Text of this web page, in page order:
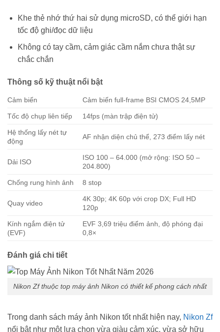
Khe thẻ nhớ thứ hai sử dụng microSD, có thể giới hạn
tốc độ ghi/đọc dữ liệu
Không có tay cầm, cảm giác cầm nắm chưa thật sự
chắc chắn
Thông số kỹ thuật nổi bật
Cảm biến Cảm biến full-frame BSI CMOS 24,5MP
Tốc độ chụp liên tiếp 14fps (màn trập điện tử)
Hệ thống lấy nét tự
động
AF nhận diện chủ thể, 273 điểm lấy nét
Dải ISO
ISO 100 – 64.000 (mở rộng: ISO 50 –
204.800)
Chống rung hình ảnh 8 stop
Quay video
4K 30p; 4K 60p với crop DX; Full HD
120p
Kính ngắm điện tử
(EVF)
EVF 3,69 triệu điểm ảnh, độ phóng đại
0,8×
Đánh giá chi tiết
Nikon Zf thuộc top máy ảnh Nikon có thiết kế phong cách nhất
Trong danh sách máy ảnh Nikon tốt nhất hiện nay, Nikon Zf
nổi bật như một lựa chọn vừa giàu cảm xúc, vừa sở hữu